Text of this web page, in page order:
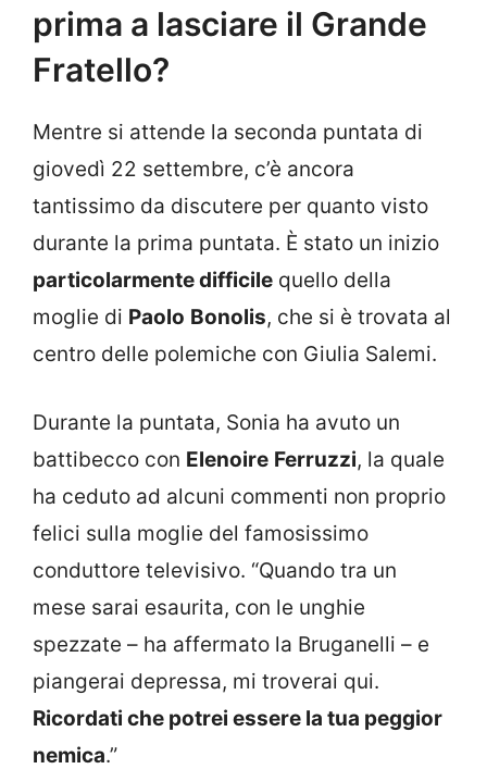
prima a lasciare il Grande
Fratello?
Mentre si attende la seconda puntata di
giovedì 22 settembre, c’è ancora
tantissimo da discutere per quanto visto
durante la prima puntata. È stato un inizio
particolarmente difficile quello della
moglie di Paolo Bonolis, che si è trovata al
centro delle polemiche con Giulia Salemi.
Durante la puntata, Sonia ha avuto un
battibecco con Elenoire Ferruzzi, la quale
ha ceduto ad alcuni commenti non proprio
felici sulla moglie del famosissimo
conduttore televisivo. “Quando tra un
mese sarai esaurita, con le unghie
spezzate – ha affermato la Bruganelli – e
piangerai depressa, mi troverai qui.
Ricordati che potrei essere la tua peggior
nemica.”